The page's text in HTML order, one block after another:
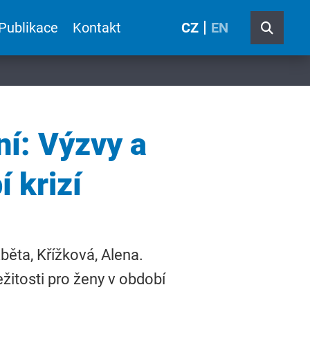
Kontakt CZ EN
Výzvy a
krizí
Křížková, Alena.
pro ženy v období